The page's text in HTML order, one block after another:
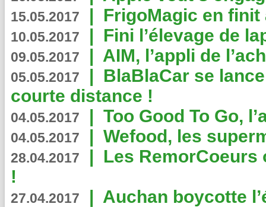
15.05.2017 | FrigoMagic en
10.05.2017 | Fini l’élevage de
09.05.2017 | AIM, l’appli de
05.05.2017 | BlaBlaCar se
courte distance !
04.05.2017 | Too Good To Go,
04.05.2017 | Wefood, les
28.04.2017 | Les RemorCoeurs
!
27.04.2017 | Auchan boycotte